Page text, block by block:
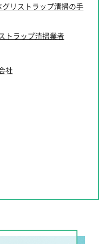
リストラップ清掃の手
トラップ清掃業者
社